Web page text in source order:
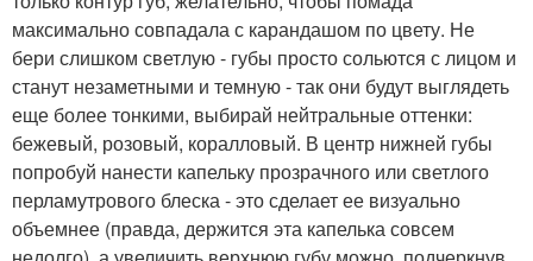
максимально совпадала с карандашом по цвету. Не
бери слишком светлую - губы просто сольются с лицом и
станут незаметными и темную - так они будут выглядеть
еще более тонкими, выбирай нейтральные оттенки:
бежевый, розовый, коралловый. В центр нижней губы
попробуй нанести капельку прозрачного или светлого
перламутрового блеска - это сделает ее визуально
объемнее (правда, держится эта капелька совсем